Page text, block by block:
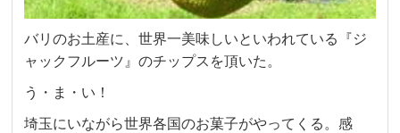
バリのお土産に、世界一美味しいといわれている『ジ
ャックフルーツ』のチップスを頂いた。
う・ま・い！
埼玉にいながら世界各国のお菓子がやってくる。感